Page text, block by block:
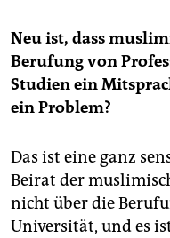
Neu ist, dass
Berufung von
Studien ein
ein Problem?
Das ist eine ganz
Beirat der
nicht über die
Universität, und es